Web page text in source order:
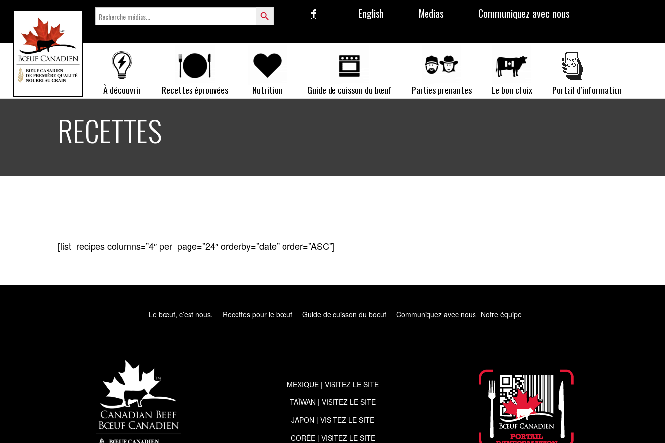
Search
for:
Search Button English Medias Communiquez avec nous
À découvrir Recettes éprouvées Nutrition Guide de cuisson du bœuf Parties prenantes Le bon choix Portail d’information
RECETTES
[list_recipes columns=”4″ per_page=”24″ orderby=”date” order=”ASC”]
Le bœuf, c’est nous. Recettes pour le bœuf Guide de cuisson du boeuf Communiquez avec nous Notre équipe
MEXIQUE | VISITEZ LE SITE
TAÏWAN | VISITEZ LE SITE
JAPON | VISITEZ LE SITE
CORÉE | VISITEZ LE SITE